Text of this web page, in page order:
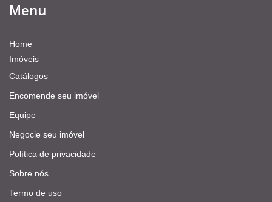
Menu
Home
Imóveis
Catálogos
Encomende seu imóvel
Equipe
Negocie seu imóvel
Política de privacidade
Sobre nós
Termo de uso